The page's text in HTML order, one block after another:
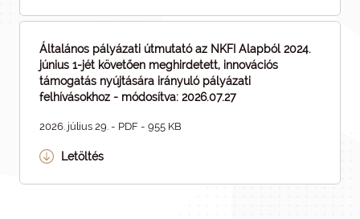
Általános pályázati útmutató az NKFI Alapból 2024.
június 1-jét követően meghirdetett, innovációs
támogatás nyújtására irányuló pályázati
felhívásokhoz - módosítva: 2026.07.27
2026. július 29. - PDF - 955 KB
Letöltés